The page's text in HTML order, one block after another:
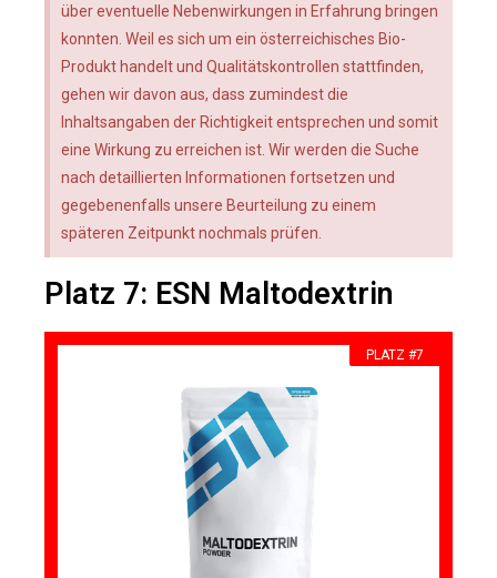
über eventuelle Nebenwirkungen in Erfahrung bringen
konnten. Weil es sich um ein österreichisches Bio-
Produkt handelt und Qualitätskontrollen stattfinden,
gehen wir davon aus, dass zumindest die
Inhaltsangaben der Richtigkeit entsprechen und somit
eine Wirkung zu erreichen ist. Wir werden die Suche
nach detaillierten Informationen fortsetzen und
gegebenenfalls unsere Beurteilung zu einem
späteren Zeitpunkt nochmals prüfen.
Platz 7: ESN Maltodextrin
PLATZ #7